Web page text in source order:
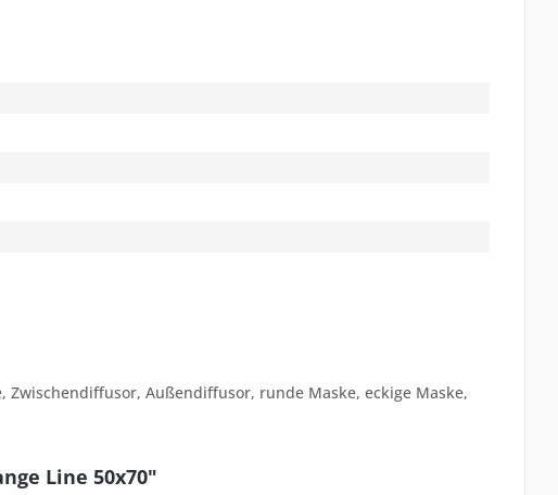
Zwischendiffusor, Außendiffusor, runde Maske, eckige Maske,
Line 50x70"